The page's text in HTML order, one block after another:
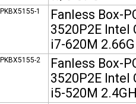
PKBX5155-1
Fanless Box-
3520P2E Intel
i7-620M
PKBX5155-2
Fanless Box-
3520P2E Intel
i5-520M